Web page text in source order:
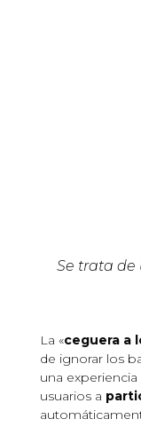
Se trata de
La «ceguera a
de ignorar los
una
usuarios a